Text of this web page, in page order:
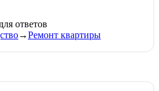
ответов
→Ремонт квартиры